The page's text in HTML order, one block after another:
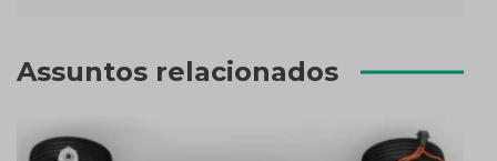
Assuntos relacionados